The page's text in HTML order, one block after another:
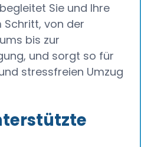
Sie und Ihre
von der
bis zur
und sorgt so für
stressfreien Umzug